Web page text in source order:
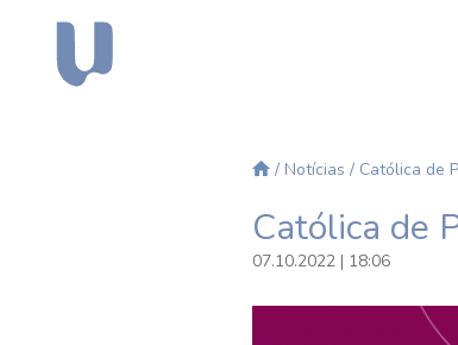
/ Notícias / Católica de
Católica de
07.10.2022 | 18:06